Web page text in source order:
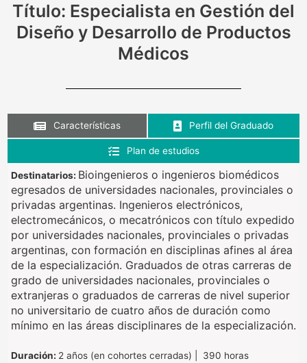
Título: Especialista en Gestión del
Diseño y Desarrollo de Productos
Médicos
Características Perfil del Graduado
Plan de estudios
Destinatarios: Bioingenieros o ingenieros biomédicos
egresados de universidades nacionales, provinciales o
privadas argentinas. Ingenieros electrónicos,
electromecánicos, o mecatrónicos con título expedido
por universidades nacionales, provinciales o privadas
argentinas, con formación en disciplinas afines al área
de la especialización. Graduados de otras carreras de
grado de universidades nacionales, provinciales o
extranjeras o graduados de carreras de nivel superior
no universitario de cuatro años de duración como
mínimo en las áreas disciplinares de la especialización.
Duración: 2 años (en cohortes cerradas) | 390 horas